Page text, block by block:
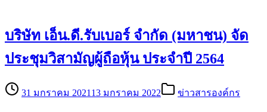
บริษัท เอ็น.ดี.รับเบอร์ จำกัด (มหาชน) จัด
ประชุมวิสามัญผู้ถือหุ้น ประจำปี 2564
31 มกราคม 2021 13 มกราคม 2022 ข่าวสารองค์กร